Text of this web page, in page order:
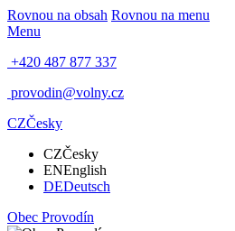
Rovnou na obsah Rovnou na menu
Menu
+420 487 877 337
provodin@volny.cz
CZČesky
CZČesky
ENEnglish
DEDeutsch
Obec Provodín